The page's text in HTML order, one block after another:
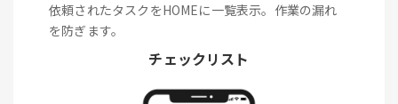
依頼されたタスクをHOMEに一覧表示。作業の漏れ
を防ぎます。
チェックリスト